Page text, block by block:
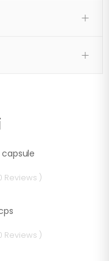
Reviews )
Reviews )